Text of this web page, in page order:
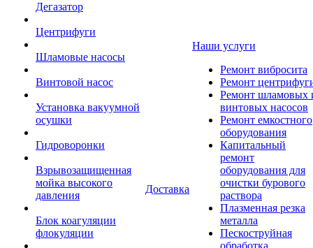
Дегазатор
Центрифуги
Шламовые насосы
Винтовой насос
Установка вакуумной
осушки
Гидроворонки
Взрывозащищенная
мойка высокого
давления
Блок коагуляции
флокуляции
Доставка
Наши услуги
Ремонт вибросита
Ремонт
Ремонт шламовых
винтовых насосов
Ремонт емкостного
оборудования
Капитальный
ремонт
оборудования для
очистки бурового
раствора
Плазменная резка
металла
Пескоструйная
обработка